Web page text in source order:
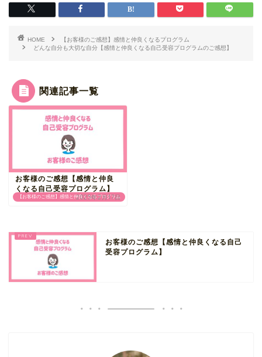
HOME
【お客様のご感想】感情と仲良くなるプログラム
どんな自分も大切な自分【感情と仲良くなる自己受容プログラムのご感想】
関連記事一覧
【お客様のご感想】感情と仲良くなるプログラム
お客様のご感想【感情と仲良
くなる自己受容プログラム】
2025年2月17日
お客様のご感想【感情と仲良くなる自己
受容プログラム】